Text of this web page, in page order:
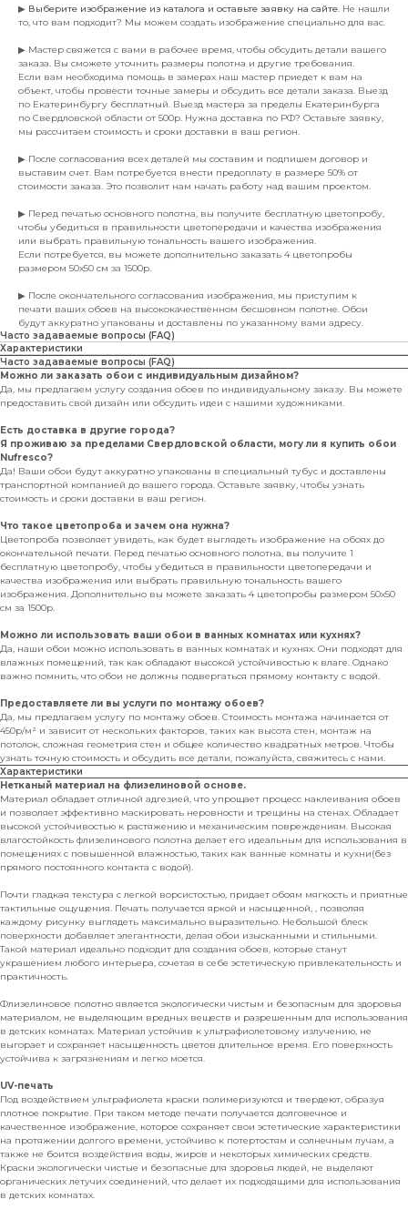
▶ Выберите изображение из каталога и оставьте заявку на сайте. Не нашли
то, что вам подходит? Мы можем создать изображение специально для вас.
▶ Мастер свяжется с вами в рабочее время, чтобы обсудить детали вашего
заказа. Вы сможете уточнить размеры полотна и другие требования.
Если вам необходима помощь в замерах наш мастер приедет к вам на
объект, чтобы провести точные замеры и обсудить все детали заказа. Выезд
по Екатеринбургу бесплатный. Выезд мастера за пределы Екатеринбурга
по Свердловской области от 500р. Нужна доставка по РФ? Оставьте заявку,
мы рассчитаем стоимость и сроки доставки в ваш регион.
▶ После согласования всех деталей мы составим и подпишем договор и
выставим счет. Вам потребуется внести предоплату в размере 50% от
стоимости заказа. Это позволит нам начать работу над вашим проектом.
▶ Перед печатью основного полотна, вы получите бесплатную цветопробу,
чтобы убедиться в правильности цветопередачи и качества изображения
или выбрать правильную тональность вашего изображения.
Если потребуется, вы можете дополнительно заказать 4 цветопробы
размером 50х50 см за 1500р.
▶ После окончательного согласования изображения, мы приступим к
печати ваших обоев на высококачественном бесшовном полотне. Обои
будут аккуратно упакованы и доставлены по указанному вами адресу.
Часто задаваемые вопросы (FAQ)
Характеристики
Часто задаваемые вопросы (FAQ)
Можно ли заказать обои с индивидуальным дизайном?
Да, мы предлагаем услугу создания обоев по индивидуальному заказу. Вы можете
предоставить свой дизайн или обсудить идеи с нашими художниками.
Есть доставка в другие города?
Я проживаю за пределами Свердловской области, могу ли я купить обои
Nufresco?
Да! Ваши обои будут аккуратно упакованы в специальный тубус и доставлены
транспортной компанией до вашего города. Оставьте заявку, чтобы узнать
стоимость и сроки доставки в ваш регион.
Что такое цветопроба и зачем она нужна?
Цветопроба позволяет увидеть, как будет выглядеть изображение на обоях до
окончательной печати. Перед печатью основного полотна, вы получите 1
бесплатную цветопробу, чтобы убедиться в правильности цветопередачи и
качества изображения или выбрать правильную тональность вашего
изображения. Дополнительно вы можете заказать 4 цветопробы размером 50х50
см за 1500р.
Можно ли использовать ваши обои в ванных комнатах или кухнях?
Да, наши обои можно использовать в ванных комнатах и кухнях. Они подходят для
влажных помещений, так как обладают высокой устойчивостью к влаге. Однако
важно помнить, что обои не должны подвергаться прямому контакту с водой.
Предоставляете ли вы услуги по монтажу обоев?
Да, мы предлагаем услугу по монтажу обоев. Стоимость монтажа начинается от
450р/м² и зависит от нескольких факторов, таких как высота стен, монтаж на
потолок, сложная геометрия стен и общее количество квадратных метров. Чтобы
узнать точную стоимость и обсудить все детали, пожалуйста, свяжитесь с нами.
Характеристики
Нетканый материал на флизелиновой основе.
Материал обладает отличной адгезией, что упрощает процесс наклеивания обоев
и позволяет эффективно маскировать неровности и трещины на стенах. Обладает
высокой устойчивостью к растяжению и механическим повреждениям. Высокая
влагостойкость флизелинового полотна делает его идеальным для использования в
помещениях с повышенной влажностью, таких как ванные комнаты и кухни(без
прямого постоянного контакта с водой).
Почти гладкая текстура с легкой ворсистостью, придает обоям мягкость и приятные
тактильные ощущения. Печать получается яркой и насыщенной, , позволяя
каждому рисунку выглядеть максимально выразительно. Небольшой блеск
поверхности добавляет элегантности, делая обои изысканными и стильными.
Такой материал идеально подходит для создания обоев, которые станут
украшением любого интерьера, сочетая в себе эстетическую привлекательность и
практичность.
Флизелиновое полотно является экологически чистым и безопасным для здоровья
материалом, не выделяющим вредных веществ и разрешенным для использования
в детских комнатах. Материал устойчив к ультрафиолетовому излучению, не
выгорает и сохраняет насыщенность цветов длительное время. Его поверхность
устойчива к загрязнениям и легко моется.
UV-печать
Под воздействием ультрафиолета краски полимеризуются и твердеют, образуя
плотное покрытие. При таком методе печати получается долговечное и
качественное изображение, которое сохраняет свои эстетические характеристики
на протяжении долгого времени, устойчиво к потертостям и солнечным лучам, а
также не боится воздействия воды, жиров и некоторых химических средств.
Краски экологически чистые и безопасные для здоровья людей, не выделяют
органических летучих соединений, что делает их подходящими для использования
в детских комнатах.